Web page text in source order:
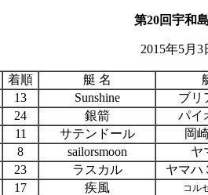
第20回宇和
2015年5月
着順 艇 名
13 Sunshine
ブリ
24 銀箭
パイ
11 サテンドール
岡
8 sailorsmoon
ヤ
23 ラスカル
ヤマハ
17 疾風 コル